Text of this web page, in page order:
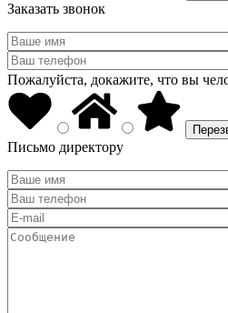
Заказать звонок
Пожалуйста, докажите, что вы
Письмо директору